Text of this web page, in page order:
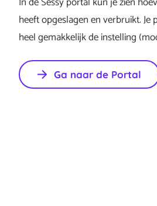
heeft opgeslagen en verbruikt. Je
heel gemakkelijk de instelling
Ga naar de Portal